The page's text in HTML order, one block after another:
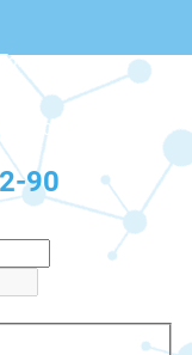
до 20:00
90